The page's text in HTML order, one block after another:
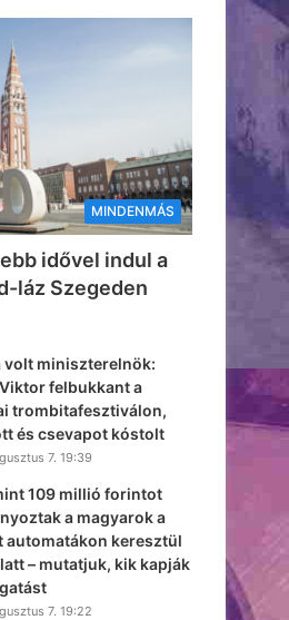
MINDENMÁS
idővel indul a
láz Szegeden
volt miniszterelnök:
felbukkant a
trombitafesztiválon,
és csevapot kóstolt
7. 19:39
109 millió forintot
a magyarok a
automatákon keresztül
– mutatjuk, kik kapják
7. 19:22